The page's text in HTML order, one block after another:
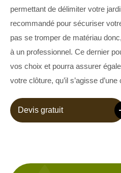
permettant de délimiter votre
recommandé pour sécuriser
pas se tromper de matériau
à un professionnel. Ce dernier
vos choix et pourra assurer
votre clôture, qu’il s’agisse
Devis gratuit